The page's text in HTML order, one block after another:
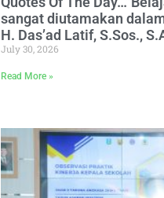
sangat diutamakan
H. Das’ad Latif, S.Sos.,
July 30, 2026
Read More »